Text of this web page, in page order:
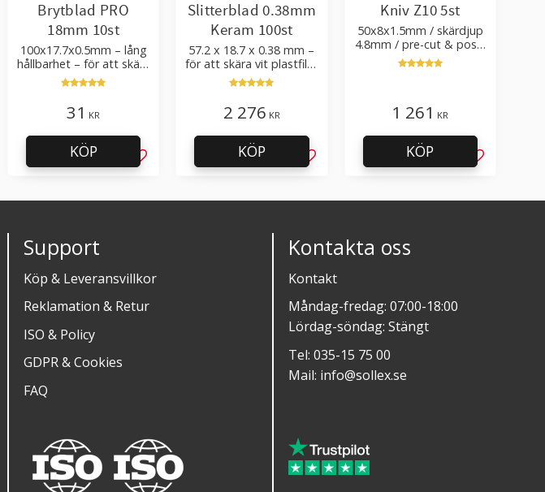
till i favoriter
Brytblad PRO
18mm 10st
100x17.7x0.5mm – lång
hållbarhet – för att skära
kartong, tapet och
golvmaterial
31 KR
Lägg till i favoriter
KÖP
Slitterblad 0.38mm
Keram 100st
57.2 x 18.7 x 0.38 mm –
för att skära vit plastfilm
med tillsatser
2 276 KR
Lägg till i favoriter
KÖP
Kniv Z10 5st
50x8x1.5mm / skärdjup
4.8mm / pre-cut & post-
cut 0.84xTm / skärvinkel
50°
1 261 KR
Lägg till i
KÖP
Support
Köp & Leveransvillkor
Reklamation & Retur
ISO & Policy
GDPR & Cookies
FAQ
Kontakta oss
Kontakt
Måndag-fredag: 07:00-18:00
Lördag-söndag: Stängt
Tel: 035-15 75 00
Mail: info@sollex.se